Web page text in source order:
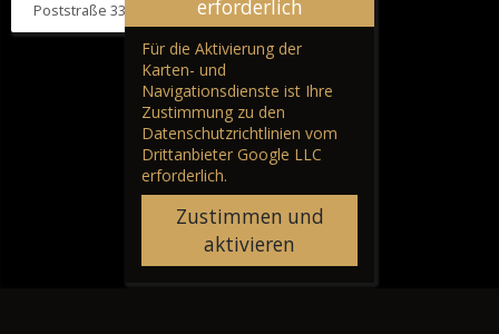
Poststraße 33, 66687 Wadernerforderlich
Für die Aktivierung der
Karten- und
Navigationsdienste ist Ihre
Zustimmung zu den
Datenschutzrichtlinien vom
Drittanbieter Google LLC
erforderlich.
Zustimmen und
aktivieren